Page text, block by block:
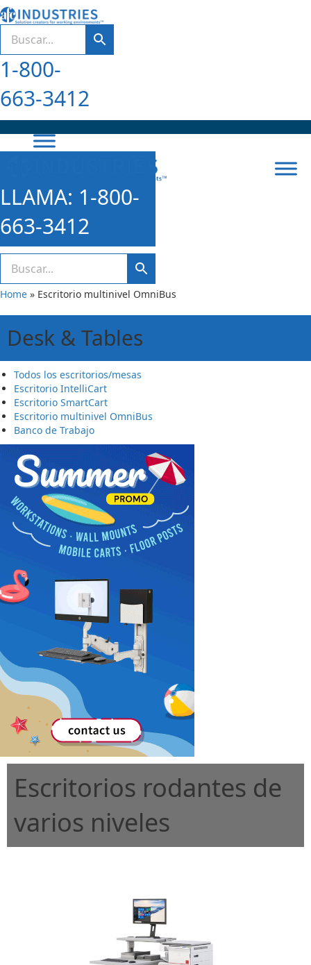
1-800-
663-3412
LLAMA: 1-800-
663-3412
Home » Escritorio multinivel OmniBus
Desk & Tables
Todos los escritorios/mesas
Escritorio IntelliCart
Escritorio SmartCart
Escritorio multinivel OmniBus
Banco de Trabajo
Escritorios rodantes de
varios niveles